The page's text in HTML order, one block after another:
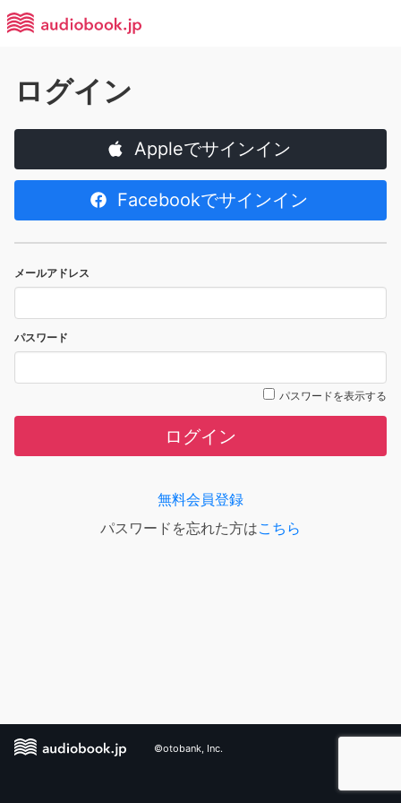
ログイン
Appleでサインイン
Facebookでサインイン
メールアドレス
パスワード
パスワードを表示する
ログイン
無料会員登録
パスワードを忘れた方はこちら
©otobank, Inc.